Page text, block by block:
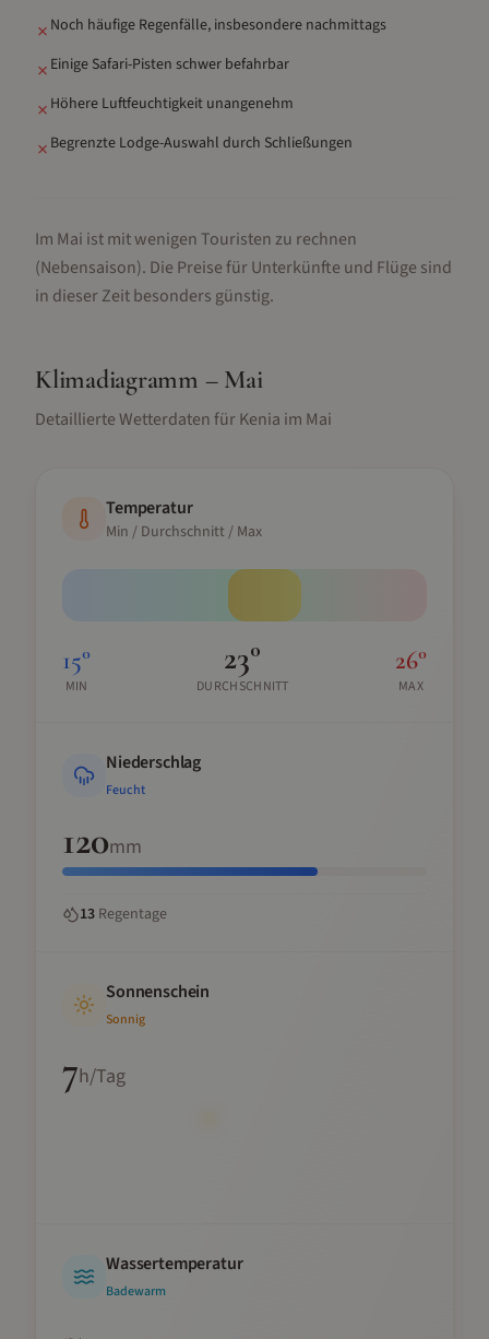
✗ Noch häufige Regenfälle, insbesondere nachmittags
✗ Einige Safari-Pisten schwer befahrbar
✗ Höhere Luftfeuchtigkeit unangenehm
✗ Begrenzte Lodge-Auswahl durch Schließungen
Im Mai ist mit wenigen Touristen zu rechnen
(Nebensaison). Die Preise für Unterkünfte und Flüge sind
in dieser Zeit besonders günstig.
Klimadiagramm – Mai
Detaillierte Wetterdaten fürKenia im Mai
Temperatur
Min / Durchschnitt / Max
15°
MIN
23°
DURCHSCHNITT
26°
MAX
Niederschlag
Feucht
120mm
13 Regentage
Sonnenschein
Sonnig
7h/Tag
Wassertemperatur
Badewarm